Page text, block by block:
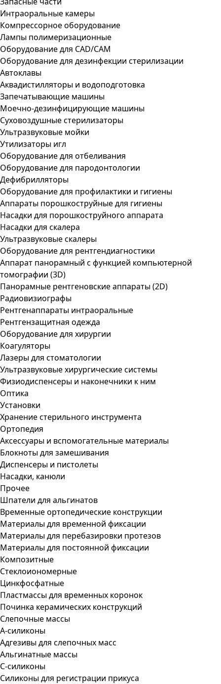
Интраоральные камеры
Компрессорное оборудование
Лампы полимеризационные
Оборудование для CAD/CAM
Оборудование для дезинфекции стерилизации
Автоклавы
Аквадистилляторы и водоподготовка
Запечатывающие машины
Моечно-дезинфицирующие машины
Суховоздушные стерилизаторы
Ультразвуковые мойки
Утилизаторы игл
Оборудование для отбеливания
Оборудование для пародонтологии
Дефибрилляторы
Оборудование для профилактики и гигиены
Аппараты порошкоструйные для гигиены
Насадки для порошкоструйного аппарата
Насадки для скалера
Ультразвуковые скалеры
Оборудование для рентгендиагностики
Аппарат панорамный с функцией компьютерной
томографии (3D)
Панорамные рентгеновские аппараты (2D)
Радиовизиографы
Рентгенаппараты интраоральные
Рентгензащитная одежда
Оборудование для хирургии
Коагуляторы
Лазеры для стоматологии
Ультразвуковые хирургические системы
Физиодиспенсеры и наконечники к ним
Оптика
Установки
Хранение стерильного инструмента
Ортопедия
Аксессуары и вспомогательные материалы
Блокноты для замешивания
Диспенсеры и пистолеты
Насадки, канюли
Прочее
Шпатели для альгинатов
Временные ортопедические конструкции
Материалы для временной фиксации
Материалы для перебазировки протезов
Материалы для постоянной фиксации
Композитные
Стеклоиономерные
Цинкфосфатные
Пластмассы для временных коронок
Починка керамических конструкций
Слепочные массы
А-силиконы
Адгезивы для слепочных масс
Альгинатные массы
С-силиконы
Силиконы для регистрации прикуса